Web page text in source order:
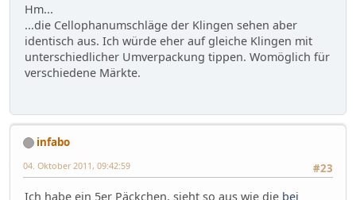
Hm...
...die Cellophanumschläge der Klingen sehen aber
identisch aus. Ich würde eher auf gleiche Klingen mit
unterschiedlicher Umverpackung tippen. Womöglich für
verschiedene Märkte.
infabo
#23
04. Oktober 2011, 09:42:59
Ich habe ein 5er Päckchen, sieht so aus wie die bei